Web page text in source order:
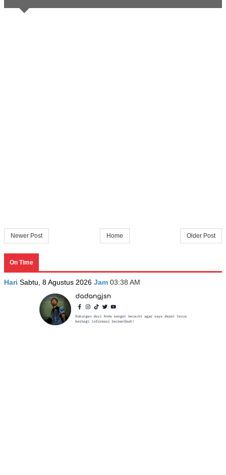
Newer Post Older Post
Home
On Time
Hari Sabtu, 8 Agustus 2026 Jam 03:38 AM